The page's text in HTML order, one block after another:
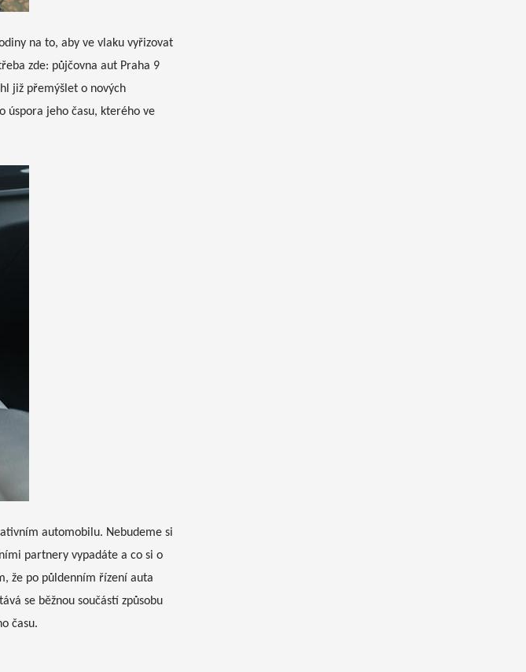
na to, aby ve vlaku vyřizovat
zde: půjčovna aut Praha 9
již přemýšlet o nových
úspora jeho času, kterého ve
automobilu. Nebudeme si
partnery vypadáte a co si o
že po půldenním řízení auta
se běžnou součástí způsobu
času.